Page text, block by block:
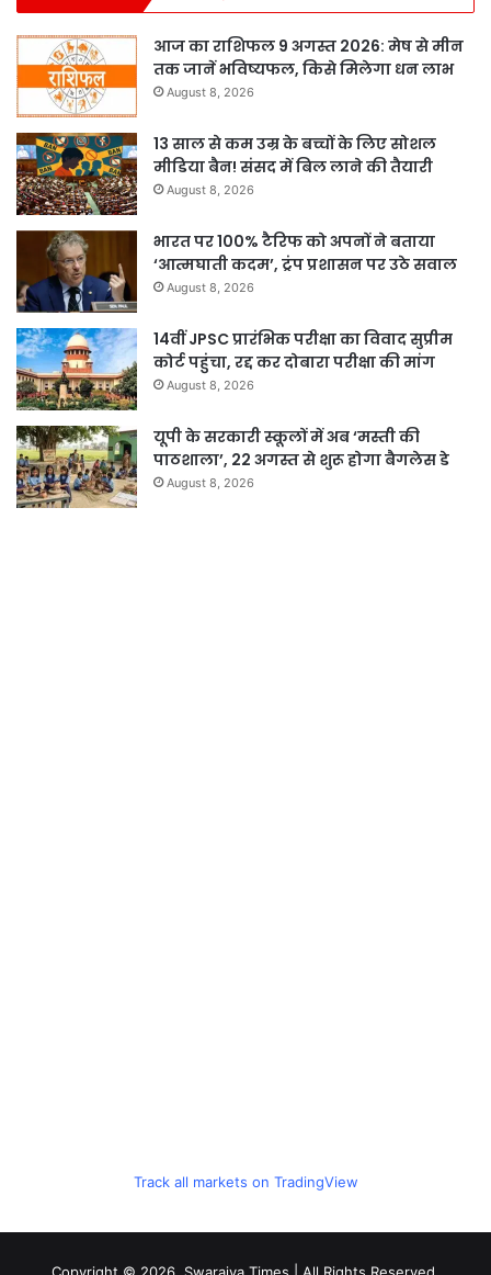
आज का राशिफल 9 अगस्त 2026: मेष से मीन
तक जानें भविष्यफल, किसे मिलेगा धन लाभ
August 8, 2026
13 साल से कम उम्र के बच्चों के लिए सोशल
मीडिया बैन! संसद में बिल लाने की तैयारी
August 8, 2026
भारत पर 100% टैरिफ को अपनों ने बताया
‘आत्मघाती कदम’, ट्रंप प्रशासन पर उठे सवाल
August 8, 2026
14वीं JPSC प्रारंभिक परीक्षा का विवाद सुप्रीम
कोर्ट पहुंचा, रद्द कर दोबारा परीक्षा की मांग
August 8, 2026
यूपी के सरकारी स्कूलों में अब ‘मस्ती की
पाठशाला’, 22 अगस्त से शुरू होगा बैगलेस डे
August 8, 2026
Track all markets on TradingView